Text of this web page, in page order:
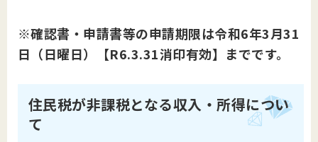
※確認書・申請書等の申請期限は令和6年3月31
日（日曜日）【R6.3.31消印有効】までです。
住民税が非課税となる収入・所得につい
て